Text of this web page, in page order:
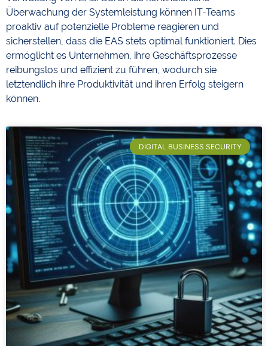
Überwachung der Systemleistung können IT-Teams
proaktiv auf potenzielle Probleme reagieren und
sicherstellen, dass die EAS stets optimal funktioniert. Dies
ermöglicht es Unternehmen, ihre Geschäftsprozesse
reibungslos und effizient zu führen, wodurch sie
letztendlich ihre Produktivität und ihren Erfolg steigern
können.
DIGITAL BUSINESS SECURITY